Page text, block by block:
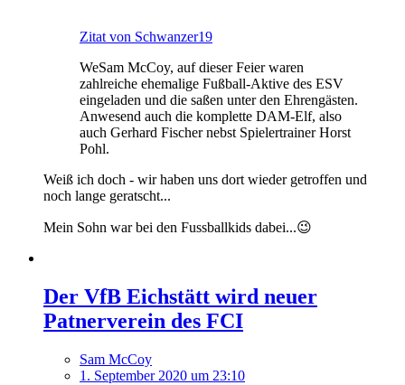
Zitat von Schwanzer19
WeSam McCoy, auf dieser Feier waren
zahlreiche ehemalige Fußball-Aktive des ESV
eingeladen und die saßen unter den Ehrengästen.
Anwesend auch die komplette DAM-Elf, also
auch Gerhard Fischer nebst Spielertrainer Horst
Pohl.
Weiß ich doch - wir haben uns dort wieder getroffen und
noch lange geratscht...
Mein Sohn war bei den Fussballkids dabei...😉
Der VfB Eichstätt wird neuer
Patnerverein des FCI
Sam McCoy
1. September 2020 um 23:10